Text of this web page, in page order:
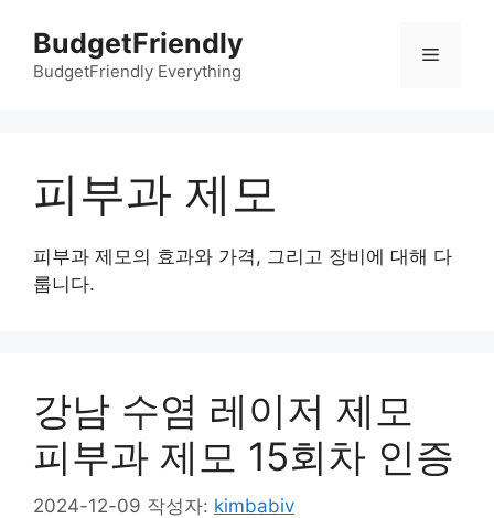
BudgetFriendly
BudgetFriendly Everything
메
피부과 제모
피부과 제모의 효과와 가격, 그리고 장비에 대해 다
룹니다.
강남 수염 레이저 제모
피부과 제모 15회차 인증
2024-12-09 작성자: kimbabiv